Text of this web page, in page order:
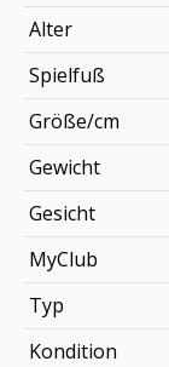
Alter
Spielfuß
Größe/cm
Gewicht
Gesicht
MyClub
Typ
Kondition